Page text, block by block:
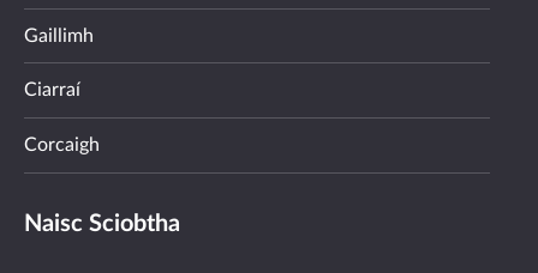
Gaillimh
Ciarraí
Corcaigh
Naisc Sciobtha